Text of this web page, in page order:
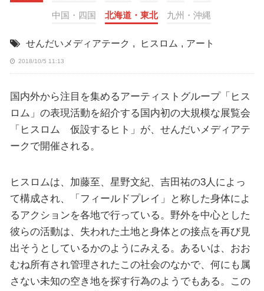
中国・四国 北海道・東北 九州・沖縄
せんだいメディアテーク , ヒスロム , アート
2018/10/5 11:13
国内外から注目を集めるアーティストグループ「ヒス
ロム」の表現活動を紹介する国内初の大規模な展覧会
「ヒスロム 仮設するヒト」が、せんだいメディアテ
ークで開催される。
ヒスロムは、加藤至、星野文紀、吉田祐の3人によっ
て構成され、「フィールドプレイ」と称した身体によ
るアクションを各地で行っている。野外を中心とした
彼らの活動は、失われた土地と身体との接点を再び見
出そうとしているかのようにみえる。あるいは、おお
むね所有され管理されたこの社会のなかで、何にも属
さない未知の空き地を探す行為のようでもある。この